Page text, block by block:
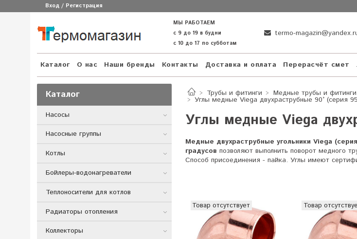
Вход / Регистрация
МЫ РАБОТАЕМ
с 9 до 19 в будни
с 10 до 17 по субботам
termo-
Каталог О нас Наши бренды Контакты Доставка и оплата Перерасчёт смет
Трубы и фитинги Медные трубы и фитинги
Углы медные Viega двухраструбные 90° (серия
Углы медные Viega
Медные двухраструбные угольники Viega
градусов позволяют выполнить поворот медного
Способ присоединения - пайка. Углы имеют
Товар отсутствует Товар
Каталог
Насосы
Насосные группы
Котлы
Бойлеры-водонагреватели
Теплоносители для котлов
Радиаторы отопления
Коллекторы